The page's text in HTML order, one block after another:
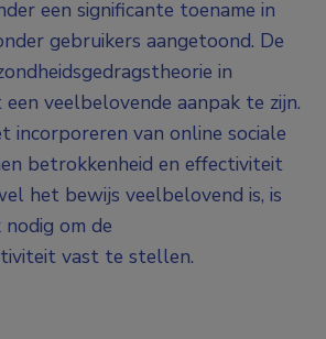
een significante toename in
gebruikers aangetoond. De
in
veelbelovende aanpak te zijn.
incorporeren van online sociale
betrokkenheid en effectiviteit
het bewijs veelbelovend is, is
om de
vast te stellen.